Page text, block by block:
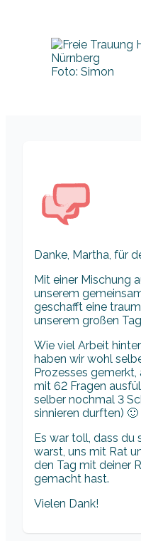
Foto: Simon
Danke, Martha, für
Mit einer Mischung
unserem
geschafft eine
unserem großen
Wie viel Arbeit
haben wir wohl
Prozesses
mit 62 Fragen
selber nochmal 3
sinnieren durften) 🙂
Es war toll, dass du
warst, uns mit Rat
den Tag mit deiner
gemacht hast.
Vielen Dank!